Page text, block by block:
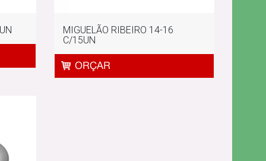
MIGUELÃO RIBEIRO 14-16
C/15UN